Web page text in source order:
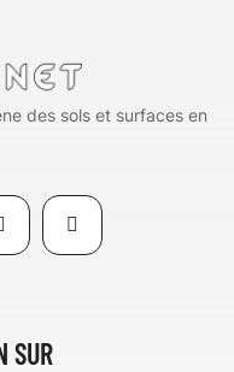
des sols et surfaces en
SUR